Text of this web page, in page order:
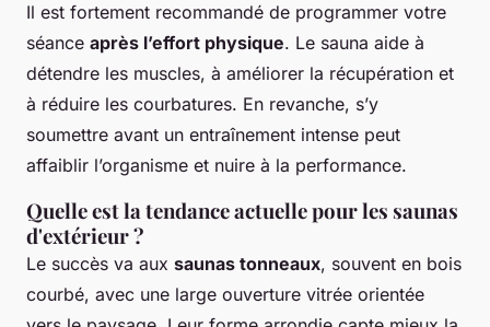
Il est fortement recommandé de programmer votre
séance après l’effort physique. Le sauna aide à
détendre les muscles, à améliorer la récupération et
à réduire les courbatures. En revanche, s’y
soumettre avant un entraînement intense peut
affaiblir l’organisme et nuire à la performance.
Quelle est la tendance actuelle pour les saunas
d'extérieur ?
Le succès va aux saunas tonneaux, souvent en bois
courbé, avec une large ouverture vitrée orientée